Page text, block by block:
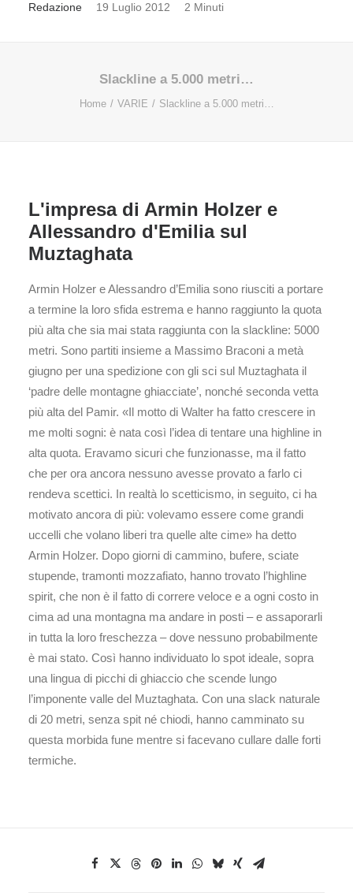
Redazione 19 Luglio 2012 2 Minuti
Slackline a 5.000 metri…
Home VARIE Slackline a 5.000 metri…
L'impresa di Armin Holzer e
Allessandro d'Emilia sul
Muztaghata
Armin Holzer e Alessandro d’Emilia sono riusciti a portare
a termine la loro sfida estrema e hanno raggiunto la quota
più alta che sia mai stata raggiunta con la slackline: 5000
metri. Sono partiti insieme a Massimo Braconi a metà
giugno per una spedizione con gli sci sul Muztaghata il
‘padre delle montagne ghiacciate’, nonché seconda vetta
più alta del Pamir. «Il motto di Walter ha fatto crescere in
me molti sogni: è nata così l’idea di tentare una highline in
alta quota. Eravamo sicuri che funzionasse, ma il fatto
che per ora ancora nessuno avesse provato a farlo ci
rendeva scettici. In realtà lo scetticismo, in seguito, ci ha
motivato ancora di più: volevamo essere come grandi
uccelli che volano liberi tra quelle alte cime» ha detto
Armin Holzer. Dopo giorni di cammino, bufere, sciate
stupende, tramonti mozzafiato, hanno trovato l’highline
spirit, che non è il fatto di correre veloce e a ogni costo in
cima ad una montagna ma andare in posti – e assaporarli
in tutta la loro freschezza – dove nessuno probabilmente
è mai stato. Così hanno individuato lo spot ideale, sopra
una lingua di picchi di ghiaccio che scende lungo
l’imponente valle del Muztaghata. Con una slack naturale
di 20 metri, senza spit né chiodi, hanno camminato su
questa morbida fune mentre si facevano cullare dalle forti
termiche.